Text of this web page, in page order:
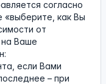
согласно
«выберите, как Вы
от
на Ваше
если Вами
– при